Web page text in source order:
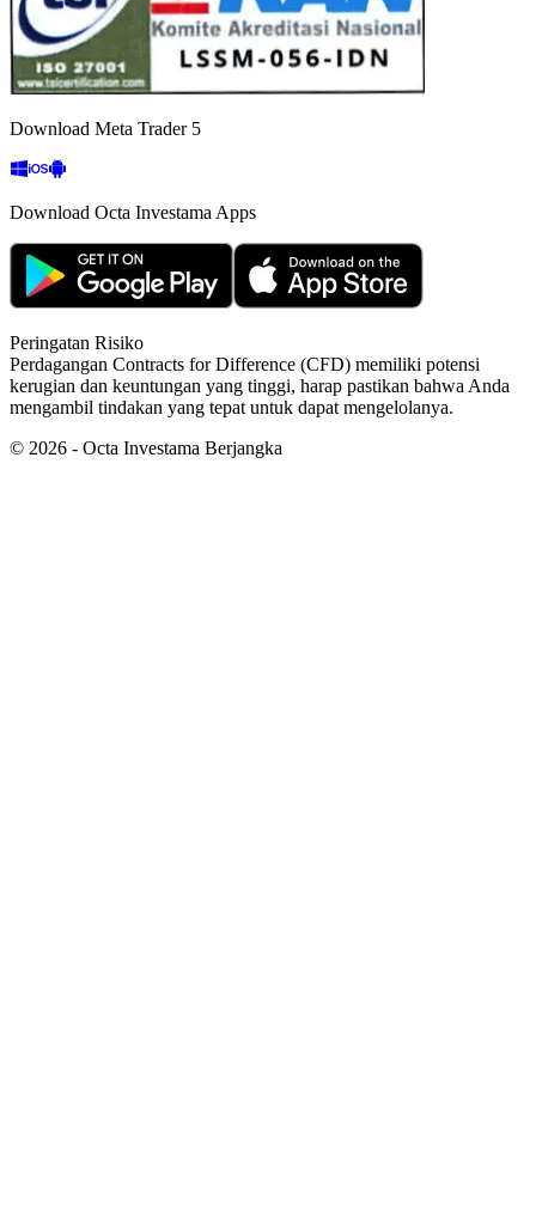
Download Meta Trader 5
Download Octa Investama Apps
Peringatan Risiko
Perdagangan Contracts for Difference (CFD) memiliki potensi
kerugian dan keuntungan yang tinggi, harap pastikan bahwa Anda
mengambil tindakan yang tepat untuk dapat mengelolanya.
© 2026 - Octa Investama Berjangka